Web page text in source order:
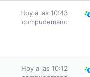
Hoy a las 10:43
compudemano
Hoy a las 10:12